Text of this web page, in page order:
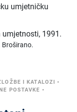
umjetničku
umjetnosti, 1991.
Broširano.
I KATALOZI •
POSTAVKE •